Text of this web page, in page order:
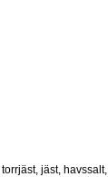
torrjäst, jäst, havssalt,